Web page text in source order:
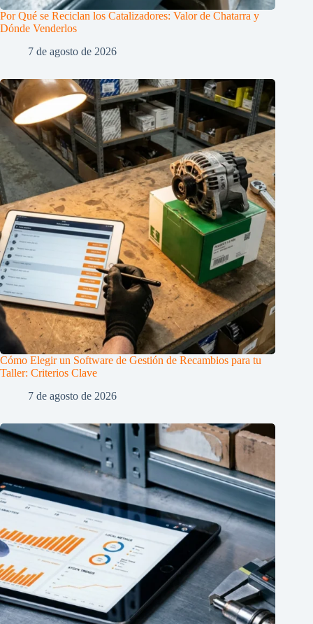
Por Qué se Reciclan los Catalizadores: Valor de Chatarra y
Dónde Venderlos
7 de agosto de 2026
Cómo Elegir un Software de Gestión de Recambios para tu
Taller: Criterios Clave
7 de agosto de 2026